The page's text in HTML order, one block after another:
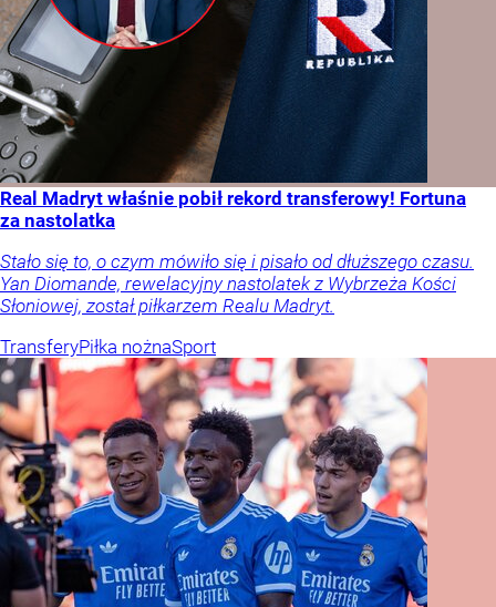
Real Madryt właśnie pobił rekord transferowy! Fortuna
za nastolatka
Stało się to, o czym mówiło się i pisało od dłuższego czasu.
Yan Diomande, rewelacyjny nastolatek z Wybrzeża Kości
Słoniowej, został piłkarzem Realu Madryt.
TransferyPiłka nożnaSport